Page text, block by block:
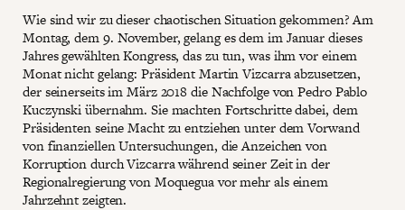
Wie sind wir zu dieser chaotischen Situation gekommen? Am
Montag, dem 9. November, gelang es dem im Januar dieses
Jahres gewählten Kongress, das zu tun, was ihm vor einem
Monat nicht gelang: Präsident Martin Vizcarra abzusetzen,
der seinerseits im März 2018 die Nachfolge von Pedro Pablo
Kuczynski übernahm. Sie machten Fortschritte dabei, dem
Präsidenten seine Macht zu entziehen unter dem Vorwand
von finanziellen Untersuchungen, die Anzeichen von
Korruption durch Vizcarra während seiner Zeit in der
Regionalregierung von Moquegua vor mehr als einem
Jahrzehnt zeigten.